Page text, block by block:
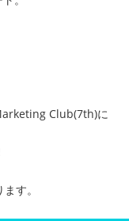
Club(7th)に
す。